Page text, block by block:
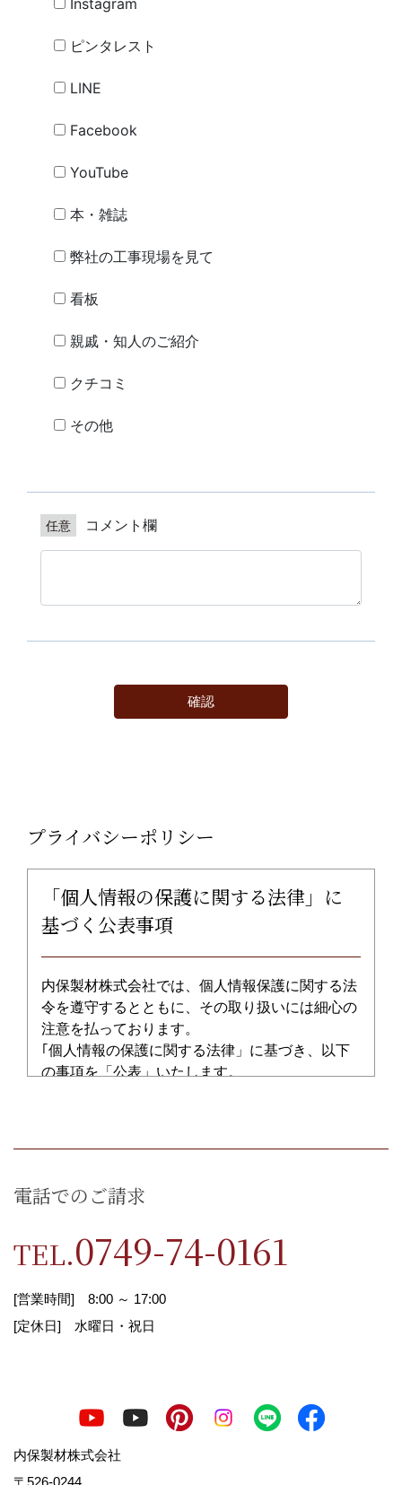
プライバシーポリシー
「個人情報の保護に関する法律」に
基づく公表事項
内保製材株式会社では、個人情報保護に関する法
令を遵守するとともに、その取り扱いには細心の
注意を払っております。
｢個人情報の保護に関する法律」に基づき、以下
の事項を「公表」いたします。
個人情報の利用目的の公表に関す
は、その都度利用目的を明示させていただきま
す。
それ以外で、個人情報を取得する場合は、次の利
用目的の範囲内で取り扱わせていただきます。
電話でのご請求
TEL.0749-74-0161
[営業時間] 8:00 ～ 17:00
[定休日] 水曜日・祝日
内保製材株式会社
〒526-0244